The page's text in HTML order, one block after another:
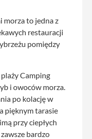
morza to jedna z
restauracji
pomiędzy
Camping
i owoców morza.
po kolację w
pięknym tarasie
przy ciepłych
bardzo